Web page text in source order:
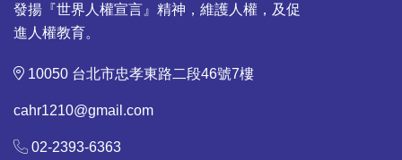
發揚『世界人權宣言』精神，維護人權，及促
進人權教育。
10050 台北市忠孝東路二段46號7樓
cahr1210@gmail.com
02-2393-6363